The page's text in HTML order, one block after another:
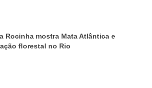
Rocinha mostra Mata Atlântica e
florestal no Rio